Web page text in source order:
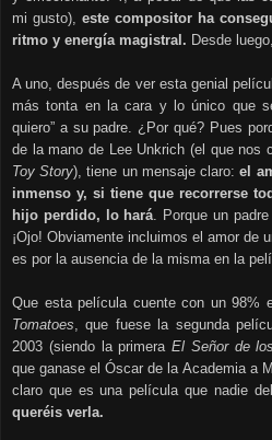
mi gusto), este compositor ha
ritmo y energía magistral. Desde
A uno, después de ver esta genial
más tonta en la cara y lo único que
quiero” a su padre. ¿Por qué? Pues
de la mano de Lee Unkrich (el que nos
Toy Story), tiene un mensaje claro:el
inmenso y, si tiene que recorrerse
hijo perdido, lo hará. Porque un
¡Ojo! Obviamente incluimos el amor de
es por la ausencia de la misma en la
Que esta película cuente con un 98%
Tomatoes, que fuese la segunda
2003 (siendo la primeraEl Señor de
que ganase el Óscar de la Academia a
claro que es una película que nadie
queréis verla.